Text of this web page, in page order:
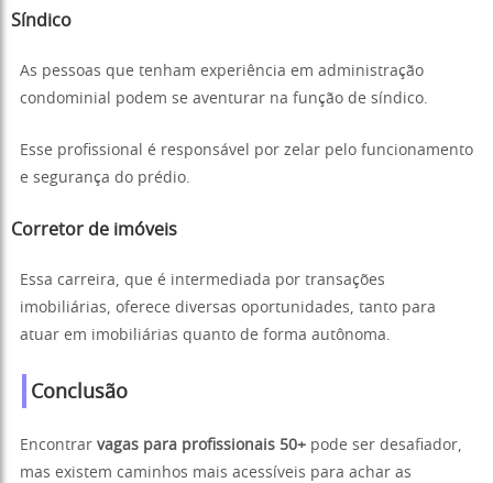
Síndico
As pessoas que tenham experiência em administração
condominial podem se aventurar na função de síndico.
Esse profissional é responsável por zelar pelo funcionamento
e segurança do prédio.
Corretor de imóveis
Essa carreira, que é intermediada por transações
imobiliárias, oferece diversas oportunidades, tanto para
atuar em imobiliárias quanto de forma autônoma.
Conclusão
Encontrar vagas para profissionais 50+ pode ser desafiador,
mas existem caminhos mais acessíveis para achar as